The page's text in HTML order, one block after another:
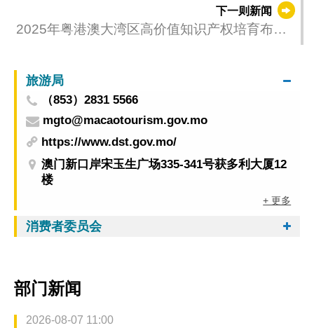
下一则新闻
2025年粤港澳大湾区高价值知识产权培育布局
旅游局
（853）2831 5566
mgto@macaotourism.gov.mo
https://www.dst.gov.mo/
澳门新口岸宋玉生广场335-341号获多利大厦12
楼
+ 更多
消费者委员会
部门新闻
2026-08-07 11:00